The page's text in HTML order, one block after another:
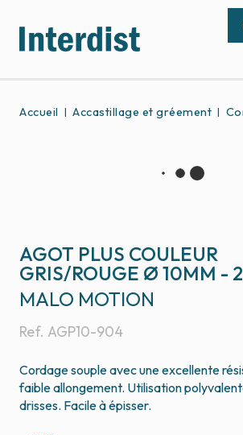
Accueil Accastillage et gréement
AGOT PLUS COULEUR
GRIS/ROUGE Ø 10MM -
Ref. AGP10-904
MALO MOTION
Cordage souple avec une excellente
faible allongement. Utilisation
drisses. Facile à épisser.